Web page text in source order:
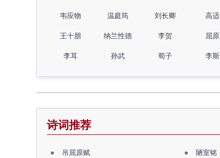
韦应物 温庭筠 刘长卿 高适
王十朋 纳兰性德 李贺 屈原
李耳 孙武 荀子 李斯
诗词推荐
吊屈原赋 陋室铭